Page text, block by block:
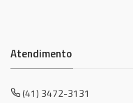
Atendimento
(41) 3472-3131